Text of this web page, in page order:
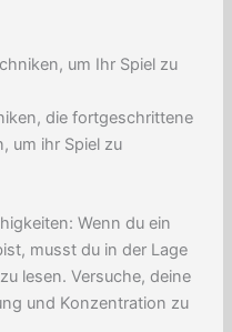
um Ihr Spiel zu
die fortgeschrittene
um ihr Spiel zu
Wenn du ein
musst du in der Lage
lesen. Versuche, deine
und Konzentration zu